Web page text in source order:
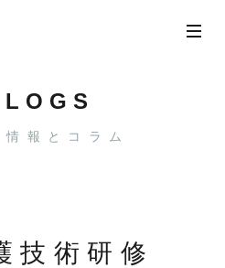
報とコラム
技術研修